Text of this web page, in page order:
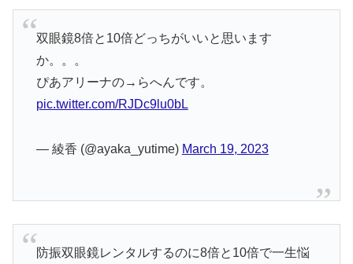
双眼鏡8倍と10倍どっちがいいと思います
か。。。
ぴあアリーナの→らへんです。
pic.twitter.com/RJDc9lu0bL
— 綾香 (@ayaka_yutime) March 19, 2023
防振双眼鏡レンタルするのに8倍と10倍で一生悩